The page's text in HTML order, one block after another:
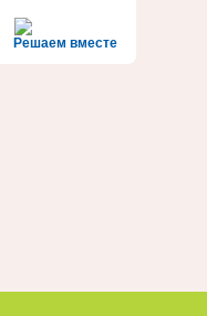
Решаем вместе